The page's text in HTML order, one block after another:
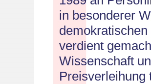
in besonderer
verdient
Wissenschaft
Preisverleihung